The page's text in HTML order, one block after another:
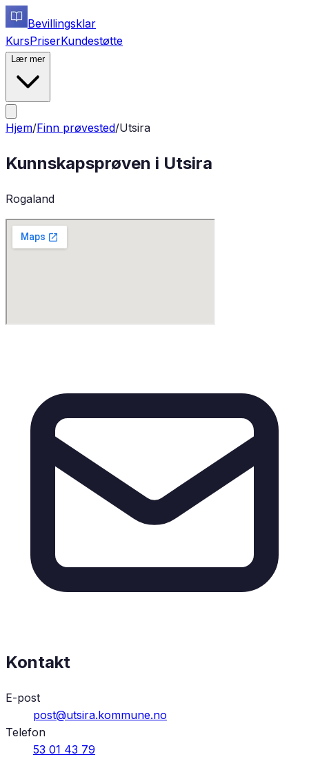
Bevillingsklar
KursPriserKundestøtte
Lær mer
Hjem/Finn prøvested/Utsira
Kunnskapsprøven i Utsira
Rogaland
Kontakt
E-post
post@utsira.kommune.no
Telefon
53 01 43 79